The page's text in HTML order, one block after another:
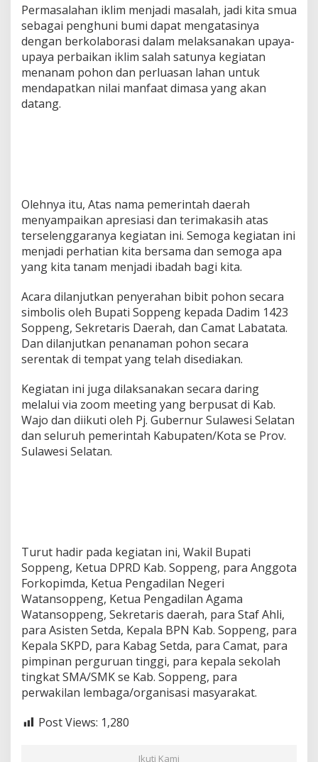
Permasalahan iklim menjadi masalah, jadi kita smua
sebagai penghuni bumi dapat mengatasinya
dengan berkolaborasi dalam melaksanakan upaya-
upaya perbaikan iklim salah satunya kegiatan
menanam pohon dan perluasan lahan untuk
mendapatkan nilai manfaat dimasa yang akan
datang.
Olehnya itu, Atas nama pemerintah daerah
menyampaikan apresiasi dan terimakasih atas
terselenggaranya kegiatan ini. Semoga kegiatan ini
menjadi perhatian kita bersama dan semoga apa
yang kita tanam menjadi ibadah bagi kita.
Acara dilanjutkan penyerahan bibit pohon secara
simbolis oleh Bupati Soppeng kepada Dadim 1423
Soppeng, Sekretaris Daerah, dan Camat Labatata.
Dan dilanjutkan penanaman pohon secara
serentak di tempat yang telah disediakan.
Kegiatan ini juga dilaksanakan secara daring
melalui via zoom meeting yang berpusat di Kab.
Wajo dan diikuti oleh Pj. Gubernur Sulawesi Selatan
dan seluruh pemerintah Kabupaten/Kota se Prov.
Sulawesi Selatan.
Turut hadir pada kegiatan ini, Wakil Bupati
Soppeng, Ketua DPRD Kab. Soppeng, para Anggota
Forkopimda, Ketua Pengadilan Negeri
Watansoppeng, Ketua Pengadilan Agama
Watansoppeng, Sekretaris daerah, para Staf Ahli,
para Asisten Setda, Kepala BPN Kab. Soppeng, para
Kepala SKPD, para Kabag Setda, para Camat, para
pimpinan perguruan tinggi, para kepala sekolah
tingkat SMA/SMK se Kab. Soppeng, para
perwakilan lembaga/organisasi masyarakat.
Post Views: 1,280
Ikuti Kami